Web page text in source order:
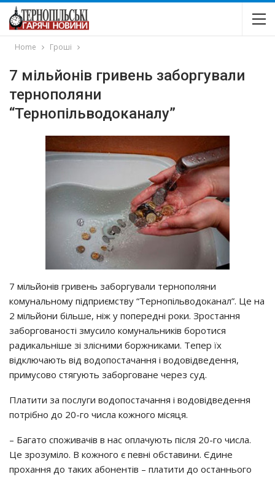
Home Гроші
7 мільйонів гривень заборгували
тернополяни
“Тернопільводоканалу”
7 мільйонів гривень заборгували тернополяни
комунальному підприємству “Тернопільводоканал”. Це на
2 мільйони більше, ніж у попередні роки. Зростання
заборгованості змусило комунальників боротися
радикальніше зі злісними боржниками. Тепер їх
відключають від водопостачання і водовідведення,
примусово стягують заборговане через суд.
Платити за послуги водопостачання і водовідведення
потрібно до 20-го числа кожного місяця.
– Багато споживачів в нас оплачують після 20-го числа.
Це зрозуміло. В кожного є певні обставини. Єдине
прохання до таких абонентів – платити до останнього